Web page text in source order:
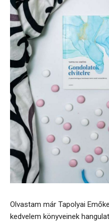
Olvastam már Tapolyai
kedvelem könyveinek